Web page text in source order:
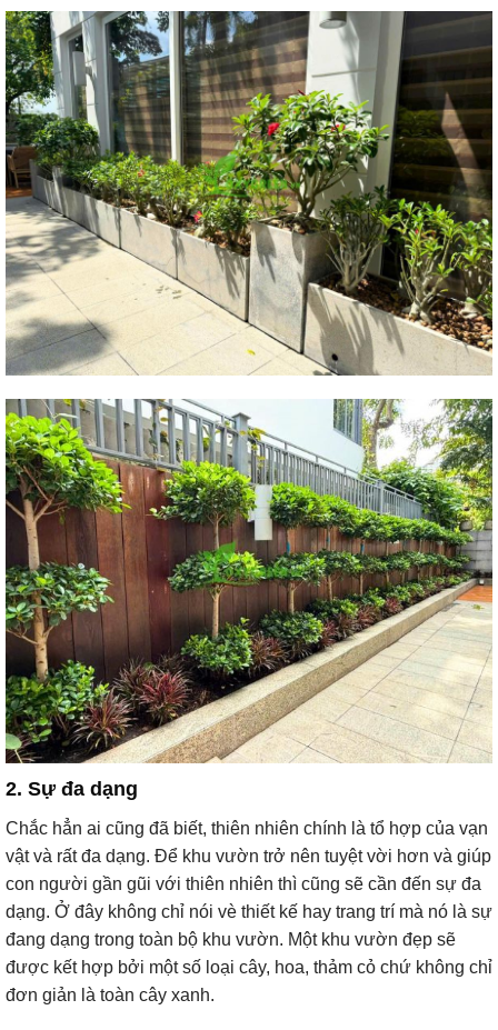
2. Sự đa dạng
Chắc hẳn ai cũng đã biết, thiên nhiên chính là tổ hợp của vạn
vật và rất đa dạng. Để khu vườn trở nên tuyệt vời hơn và giúp
con người gần gũi với thiên nhiên thì cũng sẽ cần đến sự đa
dạng. Ở đây không chỉ nói vè thiết kế hay trang trí mà nó là sự
đang dạng trong toàn bộ khu vườn. Một khu vườn đẹp sẽ
được kết hợp bởi một số loại cây, hoa, thảm cỏ chứ không chỉ
đơn giản là toàn cây xanh.